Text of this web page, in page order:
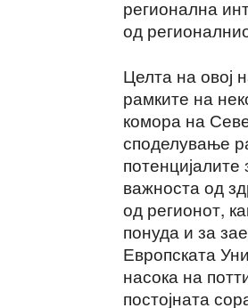
регионална
од
Целта на овој
рамките на
комора на
споделување
важноста од
од регионот,
понуда и за
Европската
насока на
постојната